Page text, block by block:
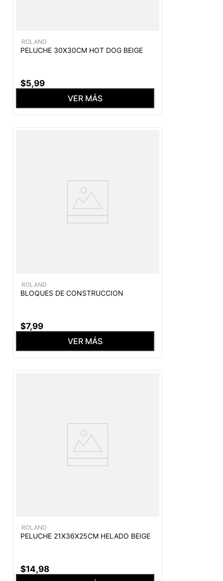
ROLAND
PELUCHE 30X30CM HOT DOG BEIGE
$5,99
VER MÁS
ROLAND
BLOQUES DE CONSTRUCCION
$7,99
VER MÁS
ROLAND
PELUCHE 21X36X25CM HELADO BEIGE
$14,98